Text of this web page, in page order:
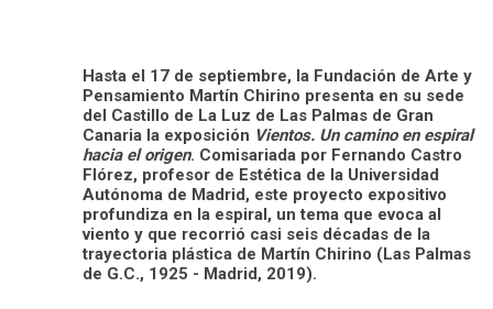
Hasta el 17 de septiembre, la Fundación de Arte y
Pensamiento Martín Chirino presenta en su sede
del Castillo de La Luz de Las Palmas de Gran
Canaria la exposición Vientos. Un camino en espiral
hacia el origen. Comisariada por Fernando Castro
Flórez, profesor de Estética de la Universidad
Autónoma de Madrid, este proyecto expositivo
profundiza en la espiral, un tema que evoca al
viento y que recorrió casi seis décadas de la
trayectoria plástica de Martín Chirino (Las Palmas
de G.C., 1925 - Madrid, 2019).